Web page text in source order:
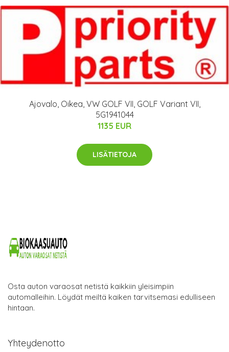
Ajovalo, Oikea, VW GOLF VII, GOLF Variant VII,
5G1941044
1135 EUR
LISÄTIETOJA
Osta auton varaosat netistä kaikkiin yleisimpiin
automalleihin. Löydät meiltä kaiken tarvitsemasi edulliseen
hintaan.
Yhteydenotto